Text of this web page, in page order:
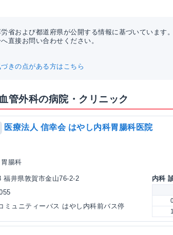
省および都道府県が公開する情報に基づいていま
直接お問い合わせください。
きの点がある方はこちら
管外科の病院・クリニック
医療法人 信幸会 はやし内科胃腸科医院
腸科
福井県敦賀市金山76-2-2
ミュニティーバス はやし内科前バス停
内科